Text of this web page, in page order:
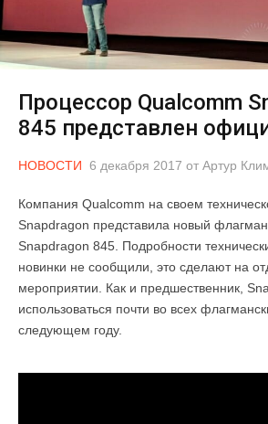
Процессор Qualcomm
845 представлен
НОВОСТИ 6 декабря 2017 от Артур
Компания Qualcomm на своем
Snapdragon представила новый
Snapdragon 845. Подробности
новинки не сообщили, это сделают на
мероприятии. Как и предшественник,
использоваться почти во всех
следующем году.